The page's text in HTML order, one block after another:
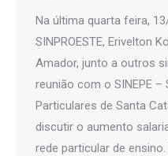
Na última quarta feira,
SINPROESTE, Erivelton
Amador, junto a outros
reunião com o SINEPE
Particulares de Santa
discutir o aumento
rede particular de